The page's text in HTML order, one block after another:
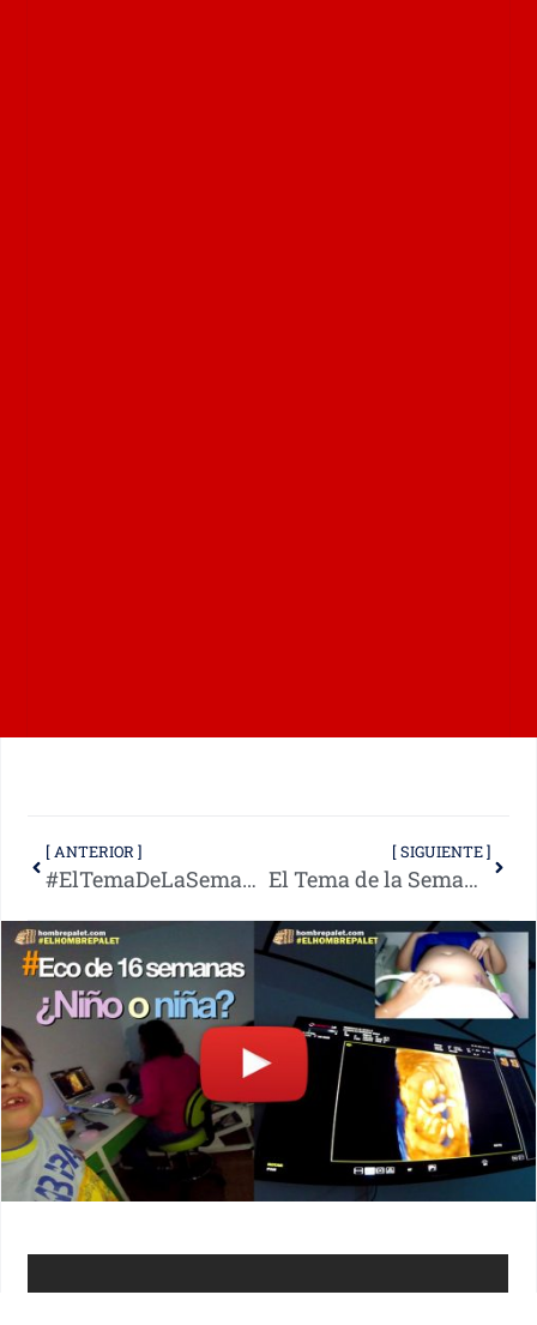
[ ANTERIOR ]
#ElTemaDeLaSemana – El peor momento del día
[ SIGUIENTE ]
El Tema de la Semana #3: Figuras inspiradoras en tu vida – La mujer